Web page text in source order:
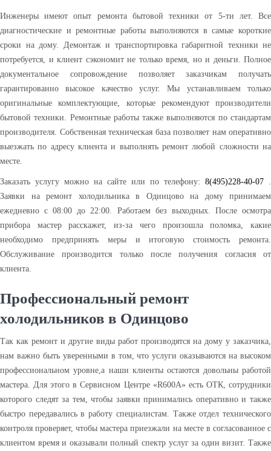
Инженеры имеют опыт ремонта бытовой техники от 5-ти лет. Все
диагностические и ремонтные работы выполняются в самые короткие
сроки на дому. Демонтаж и транспортировка габаритной техники не
потребуется, и клиент сэкономит не только время, но и деньги. Полное
документальное сопровождение позволяет заказчикам получать
гарантированно высокое качество услуг. Мы устанавливаем только
оригинальные комплектующие, которые рекомендуют производители
бытовой техники. Ремонтные работы также выполняются по стандартам
производителя. Собственная техническая база позволяет нам оперативно
выезжать по адресу клиента и выполнять ремонт любой сложности на
месте.
Заказать услугу можно на сайте или по телефону: 8(495)228-40-07 .
Заявки на ремонт холодильника в Одинцово на дому принимаем
ежедневно с 08:00 до 22:00. Работаем без выходных. После осмотра
прибора мастер расскажет, из-за чего произошла поломка, какие
необходимо предпринять меры и итоговую стоимость ремонта.
Обслуживание производится только после получения согласия от
клиента.
Профессиональный ремонт
холодильников в Одинцово
Так как ремонт и другие виды работ производятся на дому у заказчика,
нам важно быть уверенными в том, что услуги оказываются на высоком
профессиональном уровне,а наши клиенты остаются довольны работой
мастера. Для этого в Сервисном Центре «R600A» есть ОТК, сотрудники
которого следят за тем, чтобы заявки принимались оперативно и также
быстро передавались в работу специалистам. Также отдел технического
контроля проверяет, чтобы мастера приезжали на месте в согласованное с
клиентом время и оказывали полный спектр услуг за один визит. Также